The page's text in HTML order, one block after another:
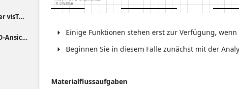
Benutzeroberfläche der visTABLE®3D-Ansicht
Einstellungen in der 3D-Ansicht
Einige Funktionen stehen erst zur Verfügung,
Beginnen Sie in diesem Falle zunächst mit der
Materialflussaufgaben